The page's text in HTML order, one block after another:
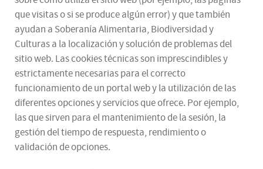
que visitas o si se produce algún error) y que también
ayudan a Soberanía Alimentaria, Biodiversidad y
Culturas a la localización y solución de problemas del
sitio web. Las cookies técnicas son imprescindibles y
estrictamente necesarias para el correcto
funcionamiento de un portal web y la utilización de las
diferentes opciones y servicios que ofrece. Por ejemplo,
las que sirven para el mantenimiento de la sesión, la
gestión del tiempo de respuesta, rendimiento o
validación de opciones.